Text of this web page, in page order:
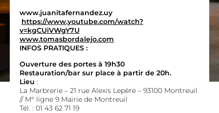
www.juanitafernandez.uy
https://www.youtube.com/watch?
v=kgCUiVWgY7U
www.tomasbordalejo.com
INFOS PRATIQUES :
Ouverture des portes à 19h30
Restauration/bar sur place à partir de 20h.
Lieu :
La Marbrerie – 21 rue Alexis Lepère – 93100 Montreuil
// M° ligne 9 Mairie de Montreuil
Tél. : 01 43 62 71 19